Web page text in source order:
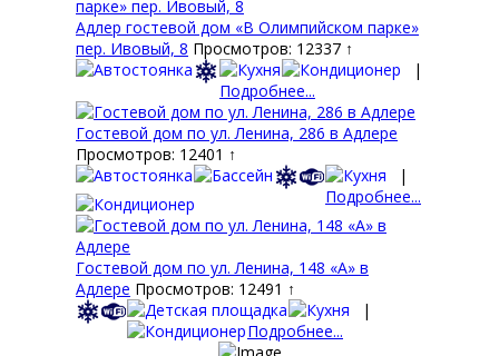
Адлер гостевой дом «В Олимпийском парке»
пер. Ивовый, 8 Просмотров: 12337 ↑
|
Подробнее...
Гостевой дом по ул. Ленина, 286 в Адлере
Просмотров: 12401 ↑
|
Подробнее...
Гостевой дом по ул. Ленина, 148 «А» в
Адлере Просмотров: 12491 ↑
|
Подробнее...